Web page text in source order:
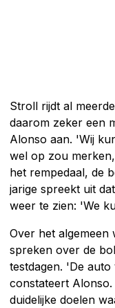
Stroll rijdt al
daarom zeker een
Alonso aan. 'Wij
wel op zou
het rempedaal, de
jarige spreekt uit
weer te zien: 'We
Over het algemeen
spreken over de
testdagen. 'De
constateert
duidelijke doelen